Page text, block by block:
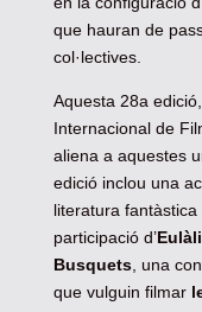
que hauran de
col·lectives.
Aquesta 28a
Internacional de
aliena a aquestes
edició inclou una
literatura fantàstica
participació d’
Busquets, una
que vulguin filmar